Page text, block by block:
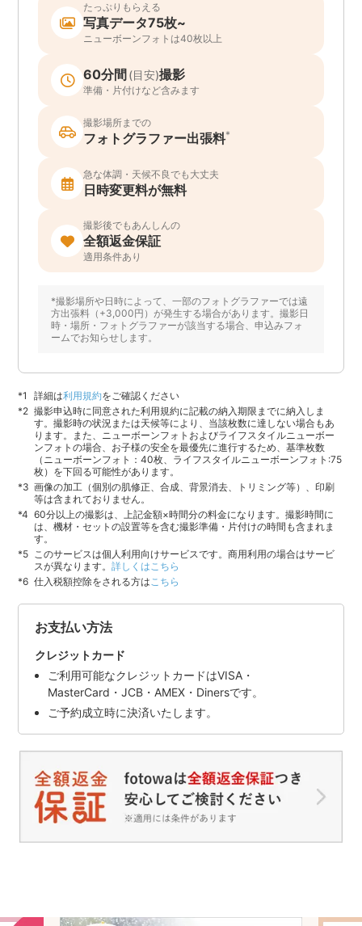
たっぷりもらえる
写真データ75枚~
ニューボーンフォトは40枚以上
60分間(目安)撮影
準備・片付けなど含みます
撮影場所までの
フォトグラファー出張料*
急な体調・天候不良でも大丈夫
日時変更料が無料
撮影後でもあんしんの
全額返金保証
適用条件あり
*撮影場所や日時によって、一部のフォトグラファーでは遠
方出張料（+3,000円）が発生する場合があります。撮影日
時・場所・フォトグラファーが該当する場合、申込みフォ
ームでお知らせします。
詳細は利用規約をご確認ください
撮影申込時に同意された利用規約に記載の納入期限までに納入しま
す。撮影時の状況または天候等により、当該枚数に達しない場合もあ
ります。また、ニューボーンフォトおよびライフスタイルニューボー
ンフォトの場合、お子様の安全を最優先に進行するため、基準枚数
（ニューボーンフォト：40枚、ライフスタイルニューボーンフォト:75
枚）を下回る可能性があります。
画像の加工（個別の肌修正、合成、背景消去、トリミング等）、印刷
等は含まれておりません。
60分以上の撮影は、上記金額×時間分の料金になります。撮影時間に
は、機材・セットの設置等を含む撮影準備・片付けの時間も含まれま
す。
このサービスは個人利用向けサービスです。商用利用の場合はサービ
スが異なります。詳しくはこちら
仕入税額控除をされる方はこちら
お支払い方法
クレジットカード
ご利用可能なクレジットカードはVISA・
MasterCard・JCB・AMEX・Dinersです。
ご予約成立時に決済いたします。